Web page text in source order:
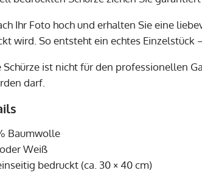
Ihr Foto hoch und erhalten Sie eine
wird. So entsteht ein echtes
Schürze ist nicht für den professionellen
darf.
Baumwolle
Weiß
bedruckt (ca. 30 × 40 cm)